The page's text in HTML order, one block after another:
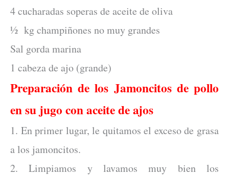
4 cucharadas soperas de aceite de oliva
½ kg champiñones no muy grandes
Sal gorda marina
1 cabeza de ajo (grande)
Preparación de los Jamoncitos de pollo
en su jugo con aceite de ajos
1. En primer lugar, le quitamos el exceso de grasa
a los jamoncitos.
2. Limpiamos y lavamos muy bien los